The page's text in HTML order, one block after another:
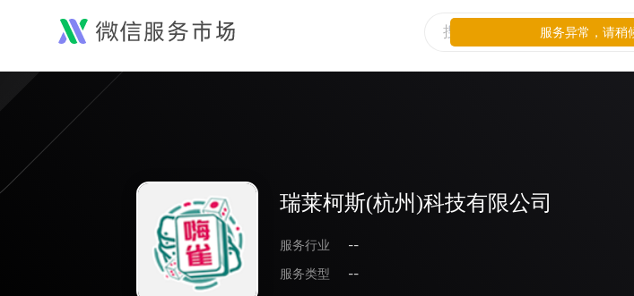
瑞莱柯斯(杭州)科技有限公司
服务行业
--
服务类型
--
服务异常，请稍